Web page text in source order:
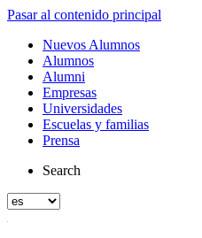
Pasar al contenido principal
Nuevos Alumnos
Alumnos
Alumni
Empresas
Universidades
Escuelas y familias
Prensa
Search